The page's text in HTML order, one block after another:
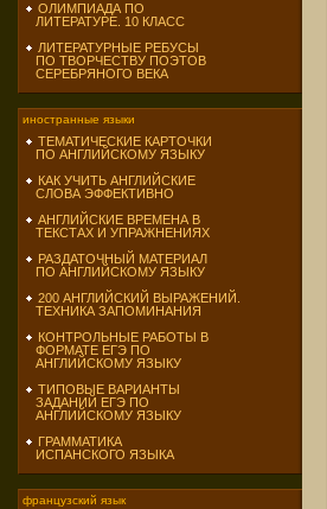
ОЛИМПИАДА ПО
ЛИТЕРАТУРЕ. 10 КЛАСС
ЛИТЕРАТУРНЫЕ РЕБУСЫ
ПО ТВОРЧЕСТВУ ПОЭТОВ
СЕРЕБРЯНОГО ВЕКА
иностранные языки
ТЕМАТИЧЕСКИЕ КАРТОЧКИ
ПО АНГЛИЙСКОМУ ЯЗЫКУ
КАК УЧИТЬ АНГЛИЙСКИЕ
СЛОВА ЭФФЕКТИВНО
АНГЛИЙСКИЕ ВРЕМЕНА В
ТЕКСТАХ И УПРАЖНЕНИЯХ
РАЗДАТОЧНЫЙ МАТЕРИАЛ
ПО АНГЛИЙСКОМУ ЯЗЫКУ
200 АНГЛИЙСКИЙ ВЫРАЖЕНИЙ.
ТЕХНИКА ЗАПОМИНАНИЯ
КОНТРОЛЬНЫЕ РАБОТЫ В
ФОРМАТЕ ЕГЭ ПО
АНГЛИЙСКОМУ ЯЗЫКУ
ТИПОВЫЕ ВАРИАНТЫ
ЗАДАНИЙ ЕГЭ ПО
АНГЛИЙСКОМУ ЯЗЫКУ
ГРАММАТИКА
ИСПАНСКОГО ЯЗЫКА
французский язык